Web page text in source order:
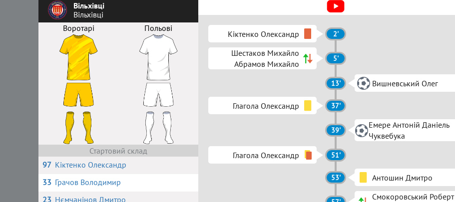
Вільхівці
Вільхівці
Воротарі
Польові
Стартовий склад
97 Кіктенко Олександр
33 Грачов Володимир
23 Нємчанінов Дмитро
Кіктенко Олександр 2'
Шестаков Михайло
Абрамов Михайло
5'
13' Вишневський Олег
Глагола Олександр 37'
39'
Емере Антоній Даніель
Чуквебука
Глагола Олександр
51'
53' Антошин Дмитро
Смокоровський Роберт